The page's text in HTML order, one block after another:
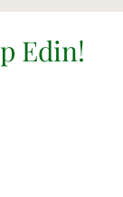
Edin!